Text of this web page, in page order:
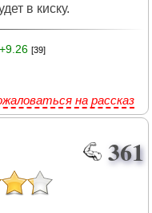
в киску.
+9.26 [39]
на рассказ
361